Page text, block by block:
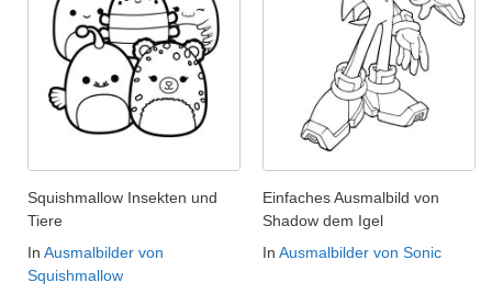
Squishmallow Insekten und
Tiere
In Ausmalbilder von
Squishmallow
Einfaches Ausmalbild von
Shadow dem Igel
In Ausmalbilder von Sonic